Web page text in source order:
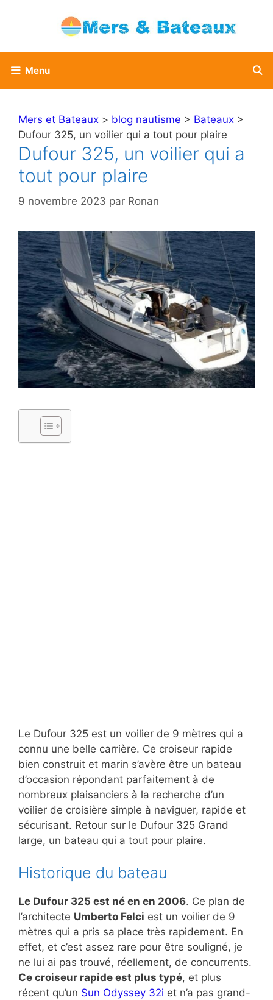
Menu
Mers et Bateaux > blog nautisme > Bateaux >
Dufour 325, un voilier qui a tout pour plaire
Dufour 325, un voilier qui a
tout pour plaire
9 novembre 2023 par Ronan
Le Dufour 325 est un voilier de 9 mètres qui a
connu une belle carrière. Ce croiseur rapide
bien construit et marin s’avère être un bateau
d’occasion répondant parfaitement à de
nombreux plaisanciers à la recherche d’un
voilier de croisière simple à naviguer, rapide et
sécurisant. Retour sur le Dufour 325 Grand
large, un bateau qui a tout pour plaire.
Historique du bateau
Le Dufour 325 est né en en 2006. Ce plan de
l’architecte Umberto Felci est un voilier de 9
mètres qui a pris sa place très rapidement. En
effet, et c’est assez rare pour être souligné, je
ne lui ai pas trouvé, réellement, de concurrents.
Ce croiseur rapide est plus typé, et plus
récent qu’un Sun Odyssey 32i et n’a pas grand-